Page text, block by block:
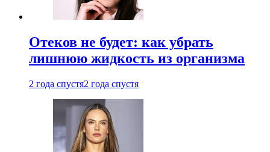
Отеков не будет: как убрать
лишнюю жидкость из организма
2 года спустя2 года спустя